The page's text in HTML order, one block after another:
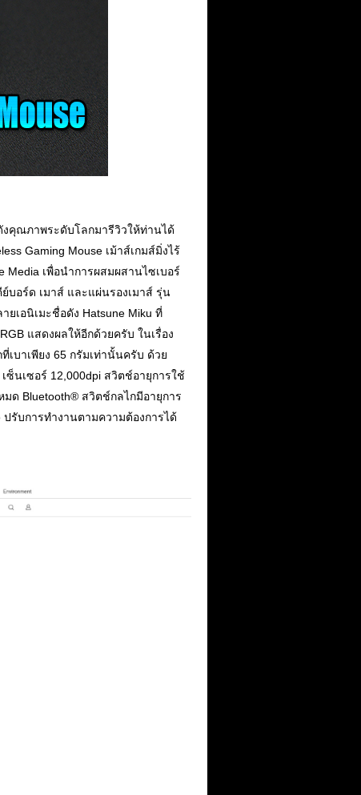
คุณภาพระดับโลกมารีวิวให้ท่านได้
Gaming Mouse เม้าส์เกมส์มิ่งไร้
Media เพื่อนำการผสมผสานไซเบอร์
บอร์ด เมาส์ และแผ่นรองเมาส์ รุ่น
ยเอนิเมะชื่อดัง Hatsune Miku ที่
แสดงผลให้อีกด้วยครับ ในเรื่อง
เบาเพียง 65 กรัมเท่านั้นครับ ด้วย
ซ็นเซอร์ 12,000dpi สวิตช์อายุการใช้
ด Bluetooth® สวิตช์กลไกมีอายุการ
รับการทำงานตามความต้องการได้